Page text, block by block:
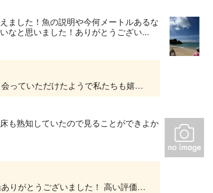
ました！魚の説明や今何メートルあるな
なと思いました！ありがとうござい...
グラスボートの乗船ありがとうございました。 ウミガメにも会っていただけたようで私たちも嬉しいです！！！ お写真もたくさん載せていただきありがとうございます。 次回沖縄へお越しいただく...
も熟知していたので見ることができよか
グラスボートの乗船ありがとうございます。 この度はご乗船ありがとうございました！ 高い評価もいただきまして、大変光栄です☆ 海中の生き物、お魚やウミガメに会えたんですねー♪♪ お楽...